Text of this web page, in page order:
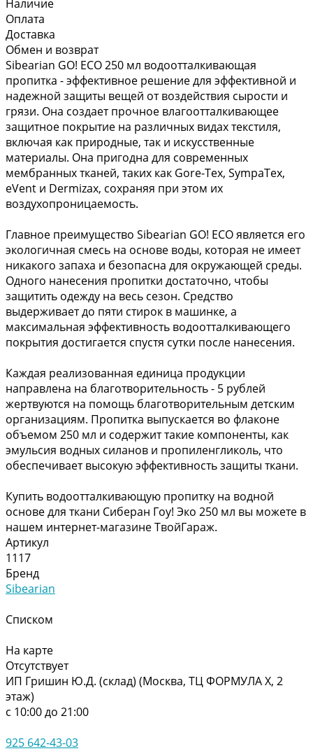
Наличие
Оплата
Доставка
Обмен и возврат
Sibearian GO! ECO 250 мл водоотталкивающая
пропитка - эффективное решение для эффективной и
надежной защиты вещей от воздействия сырости и
грязи. Она создает прочное влагоотталкивающее
защитное покрытие на различных видах текстиля,
включая как природные, так и искусственные
материалы. Она пригодна для современных
мембранных тканей, таких как Gore-Tex, SympaTex,
eVent и Dermizax, сохраняя при этом их
воздухопроницаемость.
Главное преимущество Sibearian GO! ECO является его
экологичная смесь на основе воды, которая не имеет
никакого запаха и безопасна для окружающей среды.
Одного нанесения пропитки достаточно, чтобы
защитить одежду на весь сезон. Средство
выдерживает до пяти стирок в машинке, а
максимальная эффективность водоотталкивающего
покрытия достигается спустя сутки после нанесения.
Каждая реализованная единица продукции
направлена на благотворительность - 5 рублей
жертвуются на помощь благотворительным детским
организациям. Пропитка выпускается во флаконе
объемом 250 мл и содержит такие компоненты, как
эмульсия водных силанов и пропиленгликоль, что
обеспечивает высокую эффективность защиты ткани.
Купить водоотталкивающую пропитку на водной
основе для ткани Сиберан Гоу! Эко 250 мл вы можете в
нашем интернет-магазине ТвойГараж.
Артикул
1117
Бренд
Sibearian
Списком
На карте
Отсутствует
ИП Гришин Ю.Д. (склад) (Москва, ТЦ ФОРМУЛА Х, 2
этаж)
с 10:00 до 21:00
925 642-43-03